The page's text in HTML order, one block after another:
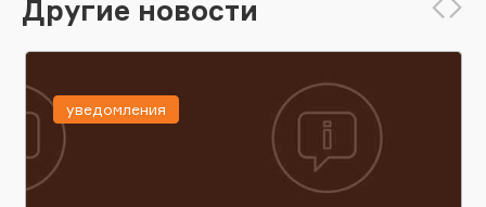
Другие новости
уведомления